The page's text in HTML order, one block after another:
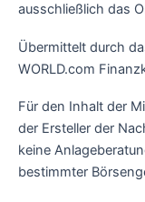
ausschließlich das
Übermittelt durch
WORLD.com
Für den Inhalt der
der Ersteller der
keine
bestimmter